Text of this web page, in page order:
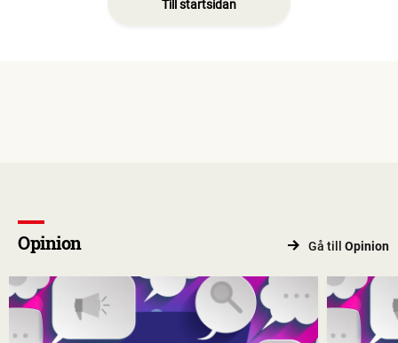
Till startsidan
Opinion Gå till Opinion